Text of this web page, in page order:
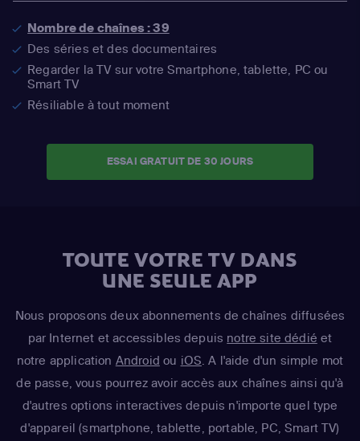
Nombre de chaînes : 39
Des séries et des documentaires
Regarder la TV sur votre Smartphone, tablette, PC ou
Smart TV
Résiliable à tout moment
ESSAI GRATUIT DE 30 JOURS
TOUTE VOTRE TV DANS
UNE SEULE APP
Nous proposons deux abonnements de chaînes diffusées
par Internet et accessibles depuis notre site dédié et
notre application Android ou iOS . A l'aide d'un simple mot
de passe, vous pourrez avoir accès aux chaînes ainsi qu'à
d'autres options interactives depuis n'importe quel type
d'appareil (smartphone, tablette, portable, PC, Smart TV)